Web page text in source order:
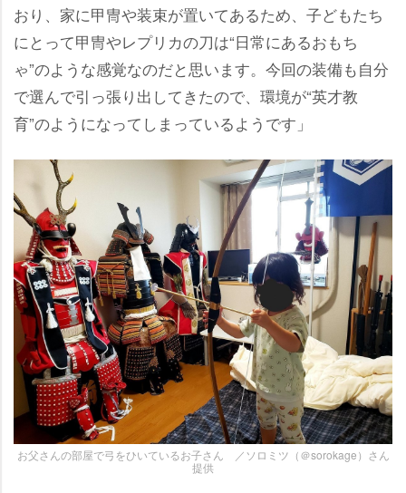
おり、家に甲冑や装束が置いてあるため、子どもたち
にとって甲冑やレプリカの刀は“日常にあるおもち
ゃ”のような感覚なのだと思います。今回の装備も自分
で選んで引っ張り出してきたので、環境が“英才教
育”のようになってしまっているようです」
お父さんの部屋で弓をひいているお子さん ／ソロミツ（＠sorokage）さん
提供